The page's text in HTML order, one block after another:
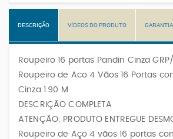
DESCRIÇÃO VÍDEOS DO PRODUTO GARANTIA
Roupeiro 16 portas Pandin Cinza
Roupeiro de Aco 4 Vãos 16 Portas
Cinza 1.90 M
DESCRIÇÃO COMPLETA
ATENÇÃO: PRODUTO ENTREGUE
Roupeiro de Aço 4 vãos 16 portas